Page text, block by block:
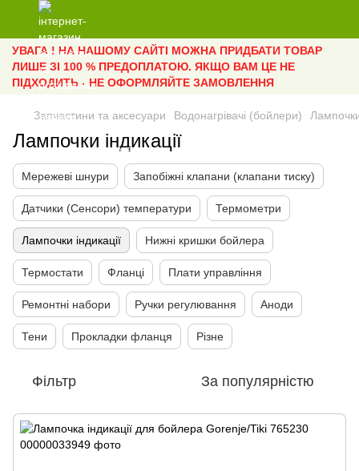
УВАГА ! НА НАШОМУ САЙТІ МОЖНА ПРИДБАТИ ТОВАР
ЛИШЕ ЗІ 100 % ПРЕДОПЛАТОЮ. ЯКЩО ВАМ ЦЕ НЕ
ПІДХОДИТЬ - НЕ ОФОРМЛЯЙТЕ ЗАМОВЛЕННЯ
Запчастини та аксесуари Водонагрівачі (бойлери) Лампочки
Лампочки індикації
Мережеві шнури Запобіжні клапани (клапани тиску)
Датчики (Сенсори) температури Термометри
Лампочки індикації Нижні кришки бойлера
Термостати Фланці Плати управління
Ремонтні набори Ручки регулювання Аноди
Тени Прокладки фланця Різне
Фільтр За популярністю